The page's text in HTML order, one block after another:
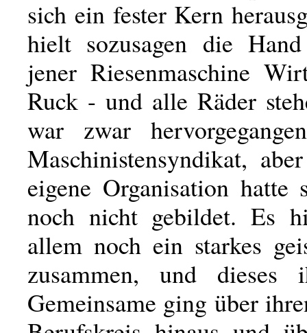
sich ein fester Kern
hielt sozusagen die
jener Riesenmaschine
Ruck - und alle Räder
war zwar
Maschinistensyndikat,
eigene Organisation hatte
noch nicht gebildet. Es
allem noch ein starkes
zusammen, und dieses
Gemeinsame ging über